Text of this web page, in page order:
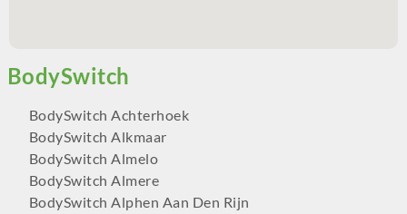
BodySwitch Achterhoek
BodySwitch Alkmaar
BodySwitch Almelo
BodySwitch Almere
BodySwitch Alphen Aan Den Rijn